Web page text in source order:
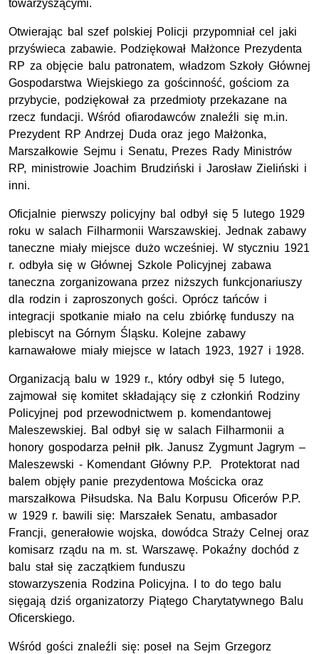
towarzyszącymi.
Otwierając bal szef polskiej Policji przypomniał cel jaki
przyświeca zabawie. Podziękował Małżonce Prezydenta
RP za objęcie balu patronatem, władzom Szkoły Głównej
Gospodarstwa Wiejskiego za gościnność, gościom za
przybycie, podziękował za przedmioty przekazane na
rzecz fundacji. Wśród ofiarodawców znaleźli się m.in.
Prezydent RP Andrzej Duda oraz jego Małżonka,
Marszałkowie Sejmu i Senatu, Prezes Rady Ministrów
RP, ministrowie Joachim Brudziński i Jarosław Zieliński i
inni.
Oficjalnie pierwszy policyjny bal odbył się 5 lutego 1929
roku w salach Filharmonii Warszawskiej. Jednak zabawy
taneczne miały miejsce dużo wcześniej. W styczniu 1921
r. odbyła się w Głównej Szkole Policyjnej zabawa
taneczna zorganizowana przez niższych funkcjonariuszy
dla rodzin i zaproszonych gości. Oprócz tańców i
integracji spotkanie miało na celu zbiórkę funduszy na
plebiscyt na Górnym Śląsku. Kolejne zabawy
karnawałowe miały miejsce w latach 1923, 1927 i 1928.
Organizacją balu w 1929 r., który odbył się 5 lutego,
zajmował się komitet składający się z członkiń Rodziny
Policyjnej pod przewodnictwem p. komendantowej
Maleszewskiej. Bal odbył się w salach Filharmonii a
honory gospodarza pełnił płk. Janusz Zygmunt Jagrym –
Maleszewski - Komendant Główny P.P. Protektorat nad
balem objęły panie prezydentowa Mościcka oraz
marszałkowa Piłsudska. Na Balu Korpusu Oficerów P.P.
w 1929 r. bawili się: Marszałek Senatu, ambasador
Francji, generałowie wojska, dowódca Straży Celnej oraz
komisarz rządu na m. st. Warszawę. Pokaźny dochód z
balu stał się zaczątkiem funduszu
stowarzyszenia Rodzina Policyjna. I to do tego balu
sięgają dziś organizatorzy Piątego Charytatywnego Balu
Oficerskiego.
Wśród gości znaleźli się: poseł na Sejm Grzegorz